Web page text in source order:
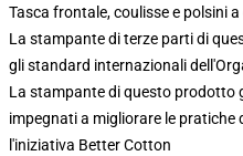
Tasca frontale, coulisse e polsini
La stampante di terze parti di
gli standard internazionali
La stampante di questo prodotto
impegnati a migliorare le pratiche
l'iniziativa Better Cotton